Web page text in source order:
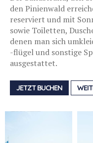
den Pinienwald
reserviert und mit
sowie Toiletten,
denen man sich
-flügel und sonstige
ausgestattet.
JETZT BUCHEN